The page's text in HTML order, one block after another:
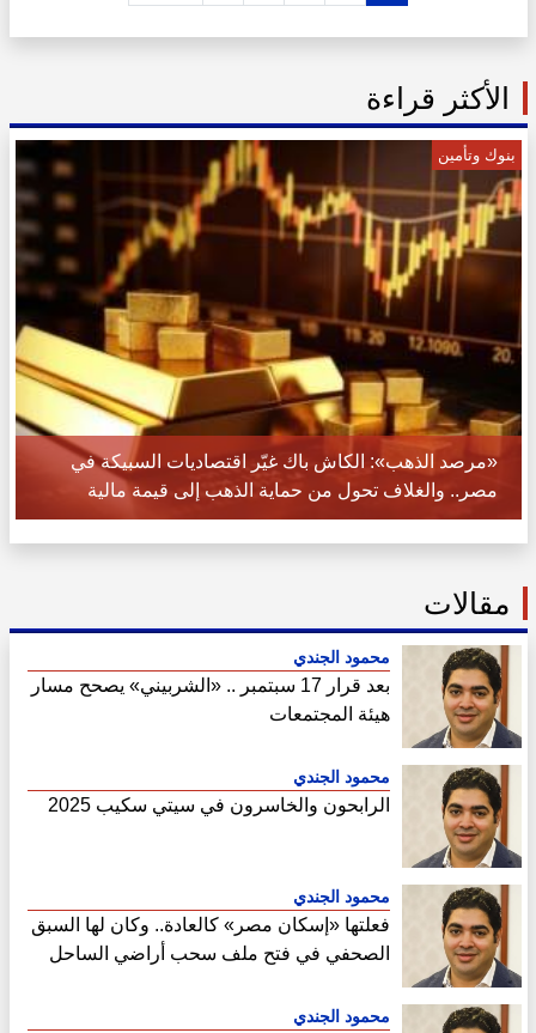
الأكثر قراءة
بنوك وتأمين
«مرصد الذهب»: الكاش باك غيّر اقتصاديات السبيكة في
مصر.. والغلاف تحول من حماية الذهب إلى قيمة مالية
مقالات
محمود الجندي
بعد قرار 17 سبتمبر .. «الشربيني» يصحح مسار
هيئة المجتمعات
محمود الجندي
الرابحون والخاسرون في سيتي سكيب 2025
محمود الجندي
فعلتها «إسكان مصر» كالعادة.. وكان لها السبق
الصحفي في فتح ملف سحب أراضي الساحل
محمود الجندي